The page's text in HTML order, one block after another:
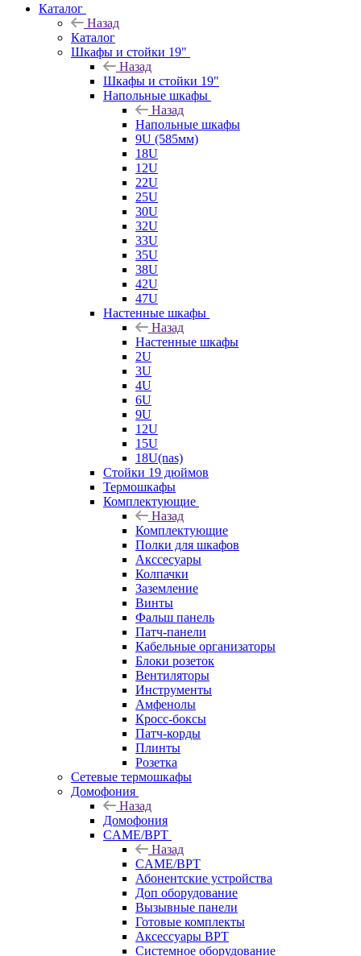
Каталог
Назад
Каталог
Шкафы и стойки 19"
Назад
Шкафы и стойки 19"
Напольные шкафы
Назад
Напольные шкафы
9U (585мм)
18U
12U
22U
25U
30U
32U
33U
35U
38U
42U
47U
Настенные шкафы
Назад
Настенные шкафы
2U
3U
4U
6U
9U
12U
15U
18U(nas)
Стойки 19 дюймов
Термошкафы
Комплектующие
Назад
Комплектующие
Полки для шкафов
Акссесуары
Колпачки
Заземление
Винты
Фальш панель
Патч-панели
Кабельные организаторы
Блоки розеток
Вентиляторы
Инструменты
Амфенолы
Кросс-боксы
Патч-корды
Плинты
Розетка
Сетевые термошкафы
Домофония
Назад
Домофония
CAME/BPT
Назад
CAME/BPT
Абонентские устройства
Доп оборудование
Вызывные панели
Готовые комплекты
Аксессуары BPT
Системное оборудование